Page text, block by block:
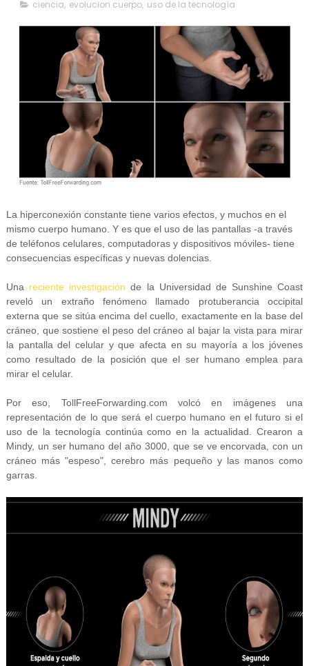
ciencia, evolucion cuerpo, uso de la tecnología
La hiperconexión constante tiene varios efectos, y muchos en el
mismo cuerpo humano. Y es que el uso de las pantallas -a través
de teléfonos celulares, computadoras y dispositivos móviles- tiene
consecuencias específicas y nuevas dolencias.
Una reciente investigación de la Universidad de Sunshine Coast
reveló un extraño fenómeno llamado protuberancia occipital
externa que se sitúa encima del cuello, exactamente en la base del
cráneo, que sostiene el peso del cráneo al bajar la vista para mirar
la pantalla del celular y que afecta en su mayoría a los jóvenes
como resultado de la posición que el ser humano emplea para
mirar el celular.
Por eso, TollFreeForwarding.com volcó en imágenes una
representación de lo que será el cuerpo humano en el futuro si el
uso de la tecnología continúa como en la actualidad. Crearon a
Mindy, un ser humano del año 3000, que se ve encorvada, con un
cráneo más "espeso", cerebro más pequeño y las manos como
garras.